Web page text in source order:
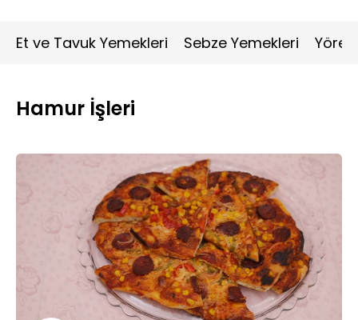
Et ve Tavuk Yemekleri Sebze Yemekleri
Hamur İşleri